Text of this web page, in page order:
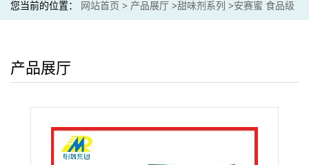
您当前的位置： 网站首页 > 产品展厅 >甜味剂系列 >安赛蜜 食品级
产品展厅